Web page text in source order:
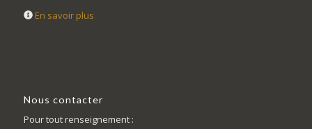
En savoir plus
Nous contacter
Pour tout renseignement :